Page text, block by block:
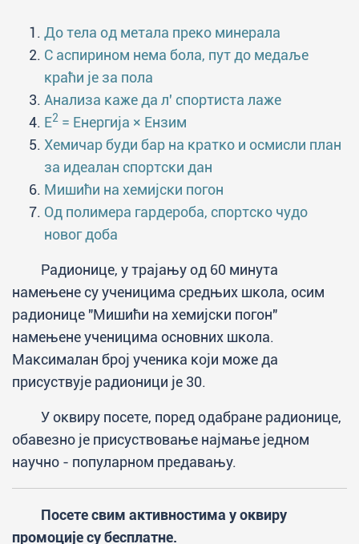
До тела од метала преко минерала
С аспирином нема бола, пут до медаље
краћи је за пола
Анализа каже да л' спортиста лаже
E2 = Енергија × Ензим
Хемичар буди бар на кратко и осмисли план
за идеалан спортски дан
Мишићи на хемијски погон
Од полимера гардероба, спортско чудо
новог доба
Радионице, у трајању од 60 минута
намењене су ученицима средњих школа, осим
радионице "Мишићи на хемијски погон"
намењене ученицима основних школа.
Максималан број ученика који може да
присуствује радионици је 30.
У оквиру посете, поред одабране радионице,
обавезно је присуствовање најмање једном
научно - популарном предавању.
Посете свим активностима у оквиру
промоције су бесплатне.